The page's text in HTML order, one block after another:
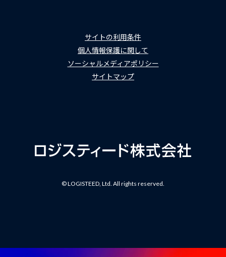
サイトの利用条件
個人情報保護に関して
ソーシャルメディアポリシー
サイトマップ
© LOGISTEED, Ltd. All rights reserved.